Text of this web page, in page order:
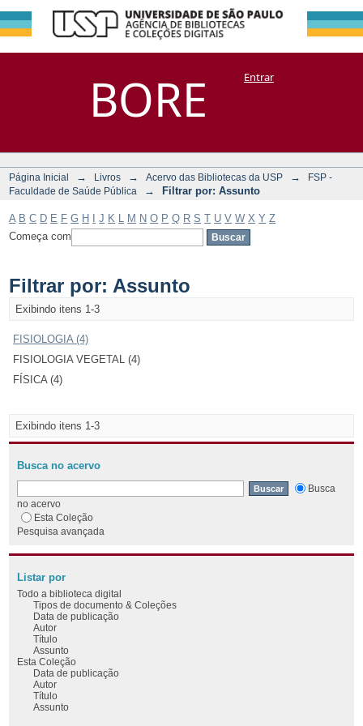
BORE
Filtrar por:
Assunto
DSpace/Manakin + CoriscoEntrar
Página Inicial → Livros → Acervo das Bibliotecas da USP →
FSP -
Faculdade de Saúde Pública
→ Filtrar por: Assunto
A B C D E F G H J K M N O P Q R S T U V W X Y Z
Começa com
Filtrar por: Assunto
Exibindo itens 1-3
FISIOLOGIA (4)
FISIOLOGIA VEGETAL (4)
FÍSICA (4)
Exibindo itens 1-3
Busca no acervo
Busca
no acervo
Esta Coleção
Pesquisa avançada
Listar por
Todo a biblioteca digital
Tipos de documento & Coleções
Data de publicação
Autor
Título
Assunto
Esta Coleção
Data de publicação
Autor
Título
Assunto